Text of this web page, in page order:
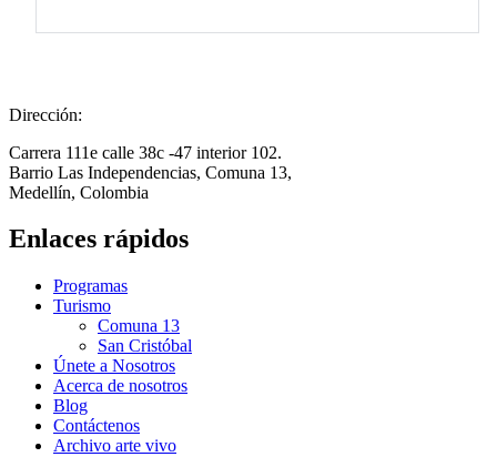
Dirección:
Carrera 111e calle 38c -47 interior 102.
Barrio Las Independencias, Comuna 13,
Medellín, Colombia
Enlaces rápidos
Programas
Turismo
Comuna 13
San Cristóbal
Únete a Nosotros
Acerca de nosotros
Blog
Contáctenos
Archivo arte vivo